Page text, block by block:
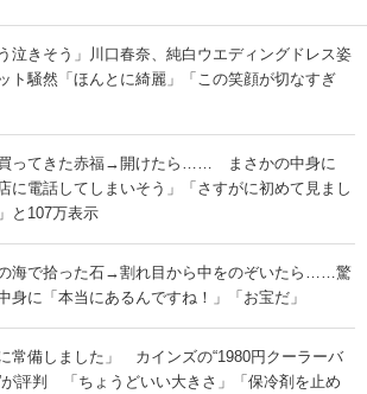
う泣きそう」川口春奈、純白ウエディングドレス姿
ト騒然「ほんとに綺麗」「この笑顔が切なすぎ
ってきた赤福→開けたら…… まさかの中身に
店に電話してしまいそう」「さすがに初めて見まし
と107万表示
海で拾った石→割れ目から中をのぞいたら……驚
身に「本当にあるんですね！」「お宝だ」
に常備しました」 カインズの“1980円クーラーバ
が評判 「ちょうどいい大きさ」「保冷剤を止め